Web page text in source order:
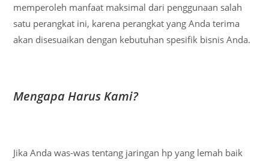
memperoleh manfaat maksimal dari penggunaan salah
satu perangkat ini, karena perangkat yang Anda terima
akan disesuaikan dengan kebutuhan spesifik bisnis Anda.
Mengapa Harus Kami?
Jika Anda was-was tentang jaringan hp yang lemah baik